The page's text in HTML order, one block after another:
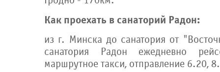
Как проехать в санаторий Радон:
из г. Минска до санатория от
санатория Радон ежедневно
маршрутное такси, отправление 6.20,